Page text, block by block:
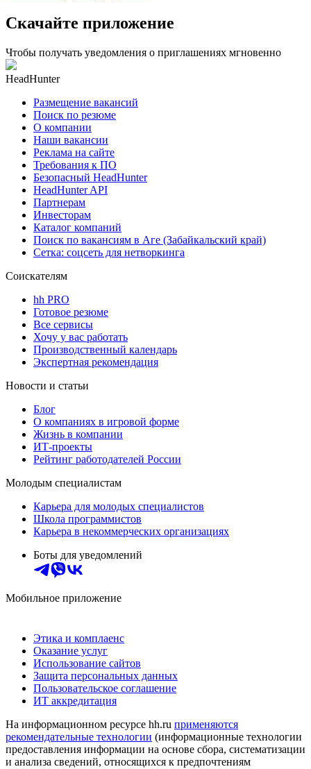
Скачайте приложение
Чтобы получать уведомления о приглашениях мгновенно
HeadHunter
Размещение вакансий
Поиск по резюме
О компании
Наши вакансии
Реклама на сайте
Требования к ПО
Безопасный HeadHunter
HeadHunter API
Партнерам
Инвесторам
Каталог компаний
Поиск по вакансиям в Аге (Забайкальский край)
Сетка: соцсеть для нетворкинга
Соискателям
hh PRO
Готовое резюме
Все сервисы
Хочу у вас работать
Производственный календарь
Экспертная рекомендация
Новости и статьи
Блог
О компаниях в игровой форме
Жизнь в компании
ИТ-проекты
Рейтинг работодателей России
Молодым специалистам
Карьера для молодых специалистов
Школа программистов
Карьера в некоммерческих организациях
Боты для уведомлений
Мобильное приложение
Этика и комплаенс
Оказание услуг
Использование сайтов
Защита персональных данных
Пользовательское соглашение
ИТ аккредитация
На информационном ресурсе hh.ru применяются
рекомендательные технологии (информационные технологии
предоставления информации на основе сбора, систематизации
и анализа сведений, относящихся к предпочтениям